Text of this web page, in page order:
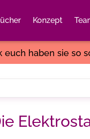
Konzept
euch haben sie so